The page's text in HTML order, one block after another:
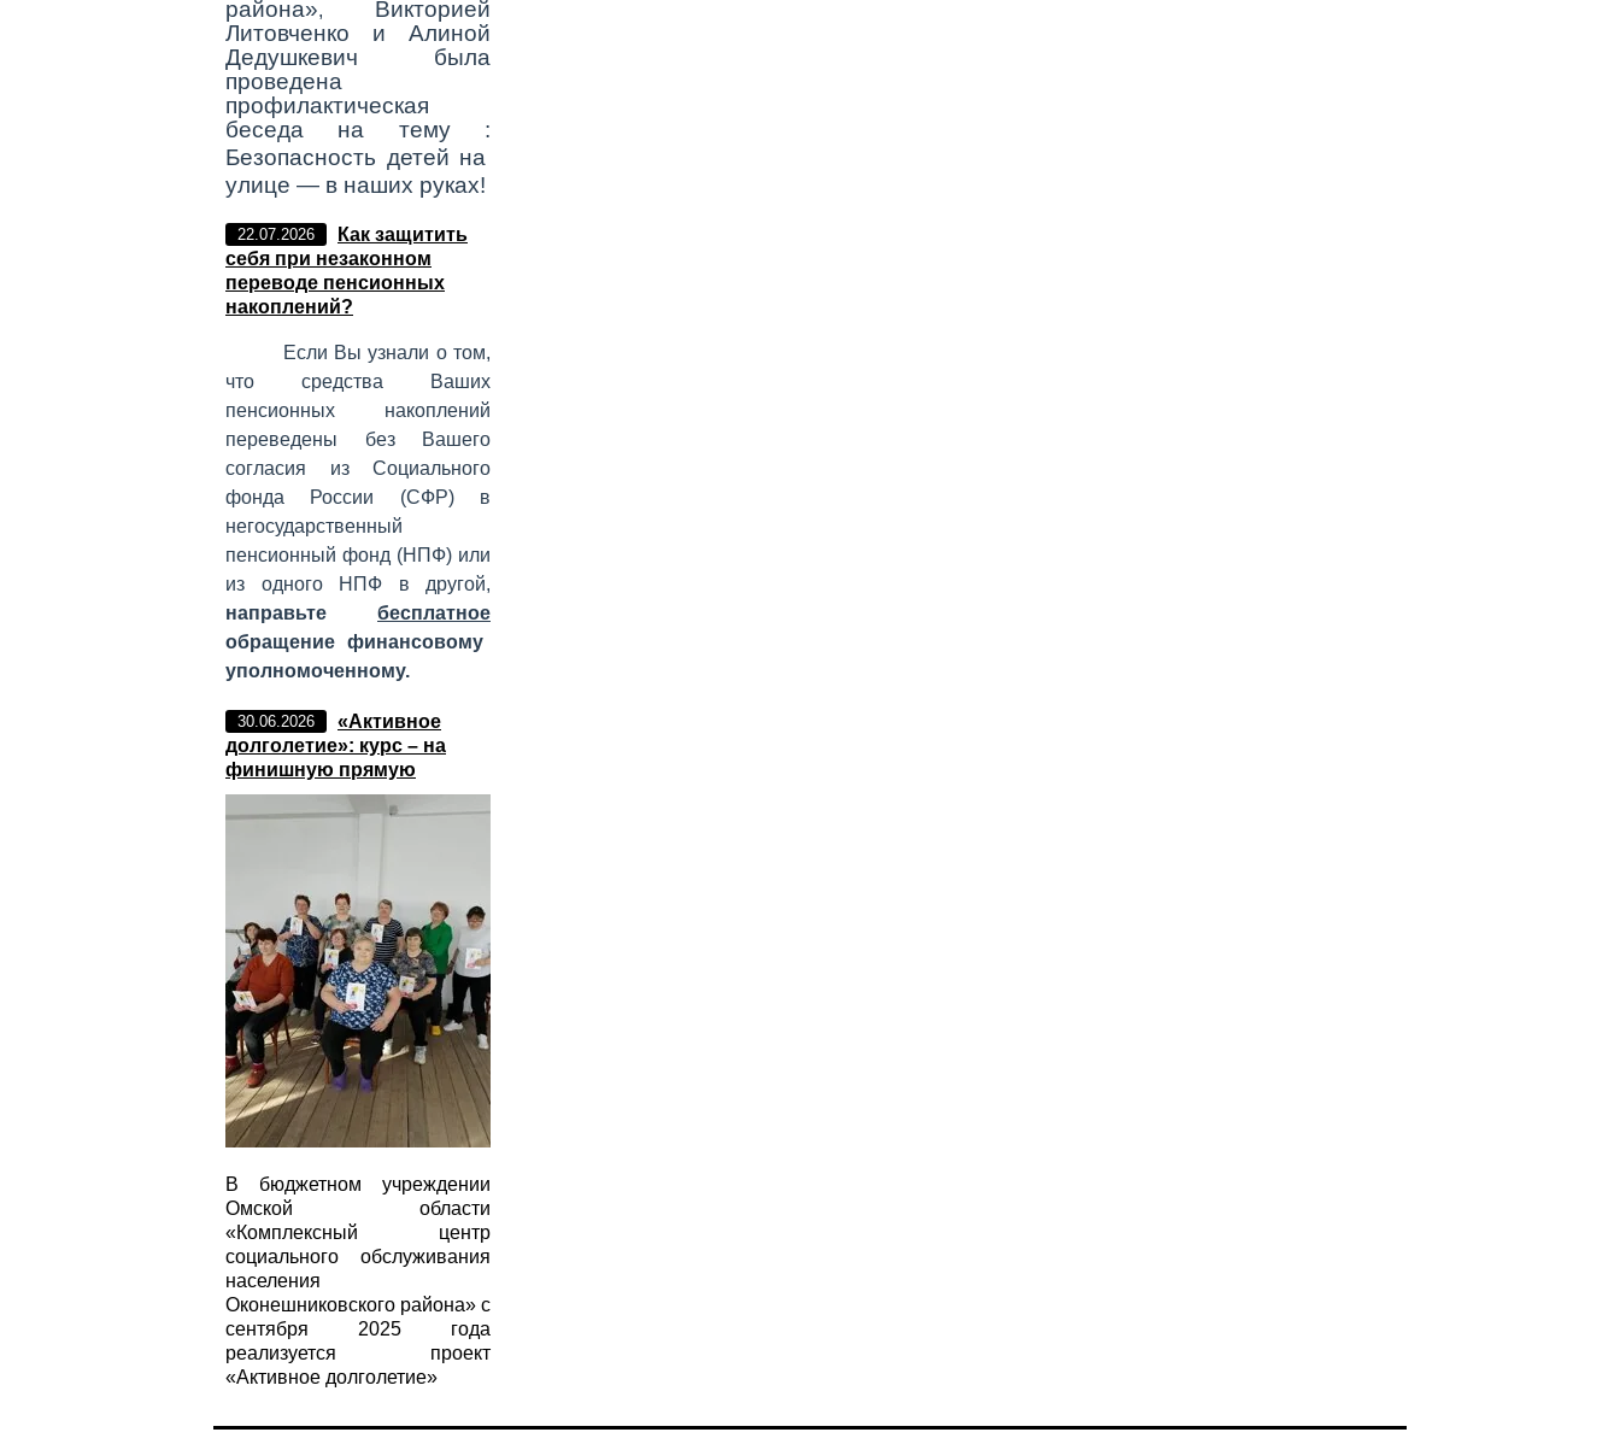
района»,
Викторией
Литовченко и Алиной
Дедушкевич была
проведена
профилактическая
беседа на тему :
Безопасность детей на
улице — в наших руках!
22.07.2026
Как защитить
себя при незаконном
переводе пенсионных
накоплений?
Если Вы узнали о том,
что средства Ваших
пенсионных накоплений
переведены без Вашего
согласия из Социального
фонда России (СФР) в
негосударственный
пенсионный фонд (НПФ) или
из одного НПФ в другой,
направьте бесплатное
обращение финансовому
уполномоченному.
30.06.2026
«Активное
долголетие»: курс – на
финишную прямую
В бюджетном учреждении
Омской области
«Комплексный центр
социального обслуживания
населения
Оконешниковского района» с
сентября 2025 года
реализуется проект
«Активное долголетие»